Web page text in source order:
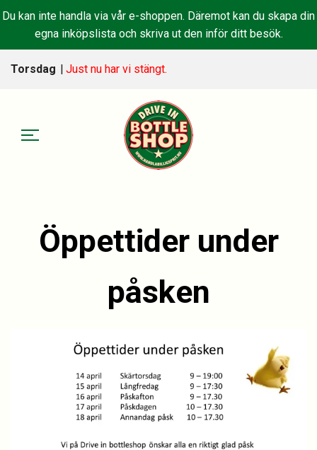
Du kan inte handla via vår e-shoppen. Däremot kan du skapa din
egna inköpslista och skriva ut den inför ditt besök.
Torsdag | Just nu har vi stängt.
Öppettider under
påsken